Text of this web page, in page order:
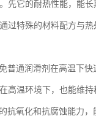
先它的耐热性能，能
过特殊的材料配方与
普通润滑剂在高温下
高温环境下，也能维
氧化和抗腐蚀能力，